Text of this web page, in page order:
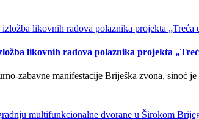
likovnih radova polaznika projekta
zabavne manifestacije Briješka zvona, sinoć